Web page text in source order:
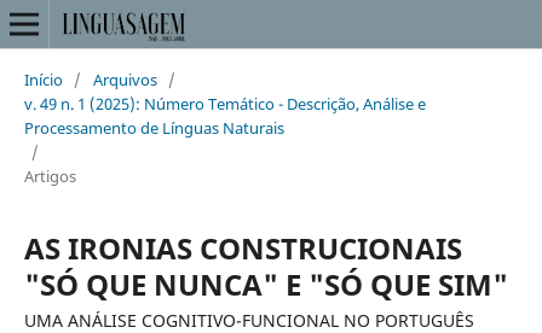
Início / Arquivos /
v. 49 n. 1 (2025): Número Temático - Descrição, Análise e
Processamento de Línguas Naturais
/
Artigos
AS IRONIAS CONSTRUCIONAIS
"SÓ QUE NUNCA" E "SÓ QUE SIM"
UMA ANÁLISE COGNITIVO-FUNCIONAL NO PORTUGUÊS